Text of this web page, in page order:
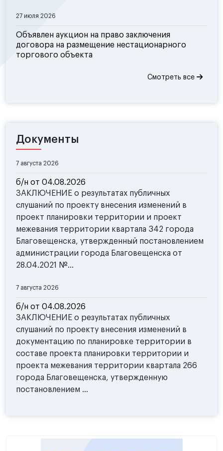
27 июля 2026
Объявлен аукцион на право заключения
договора на размещение нестационарного
торгового объекта
Смотреть все
Документы
7 августа 2026
б/н от 04.08.2026
ЗАКЛЮЧЕНИЕ о результатах публичных
слушаний по проекту внесения изменений в
проект планировки территории и проект
межевания территории квартала 342 города
Благовещенска, утвержденный постановлением
администрации города Благовещенска от
28.04.2021 №...
7 августа 2026
б/н от 04.08.2026
ЗАКЛЮЧЕНИЕ о результатах публичных
слушаний по проекту внесения изменений в
документацию по планировке территории в
составе проекта планировки территории и
проекта межевания территории квартала 266
города Благовещенска, утвержденную
постановлением ...